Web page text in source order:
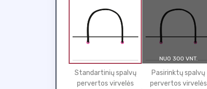
Standartinių spalvų
pervertos virvelės
NUO 300 VNT.
Pasirinktų spalvų
pervertos virvelės